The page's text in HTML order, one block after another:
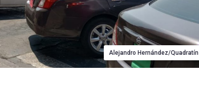
Alejandro Hernández/Quadratín